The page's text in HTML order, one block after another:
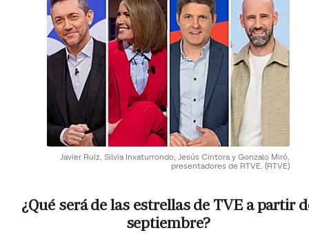
Javier Ruiz, Silvia Inxaturrondo, Jesús Cintora y Gonzalo Miró,
presentadores de RTVE. (RTVE)
¿Qué será de las estrellas de TVE a partir
septiembre?